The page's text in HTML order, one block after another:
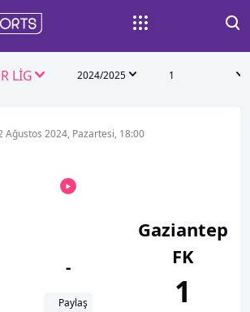
LİG 2024/2025 1
Ağustos 2024, Pazartesi, 18:00
-
Paylaş
Gaziantep
FK
1